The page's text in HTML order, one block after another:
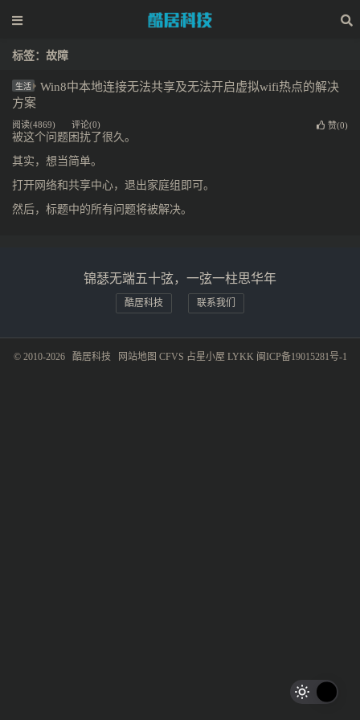
标签：故障
生活
Win8中本地连接无法共享及无法开启虚拟wifi热点的解决
方案
阅读(4869) 评论(0) 赞(0)
被这个问题困扰了很久。
其实，想当简单。
打开网络和共享中心，退出家庭组即可。
然后，标题中的所有问题将被解决。
锦瑟无端五十弦，一弦一柱思华年
酷居科技 联系我们
© 2010-2026 酷居科技 网站地图 CFVS 占星小屋 LYKK 闽ICP备19015281号-1